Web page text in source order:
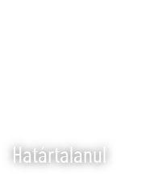
Határtalanul